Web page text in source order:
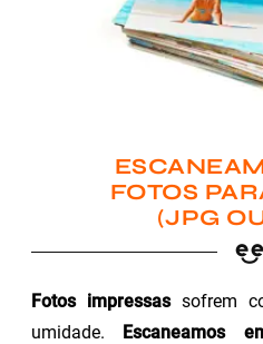
FOTOS
(JPG
Fotos impressassofrem
umidade. Escaneamos